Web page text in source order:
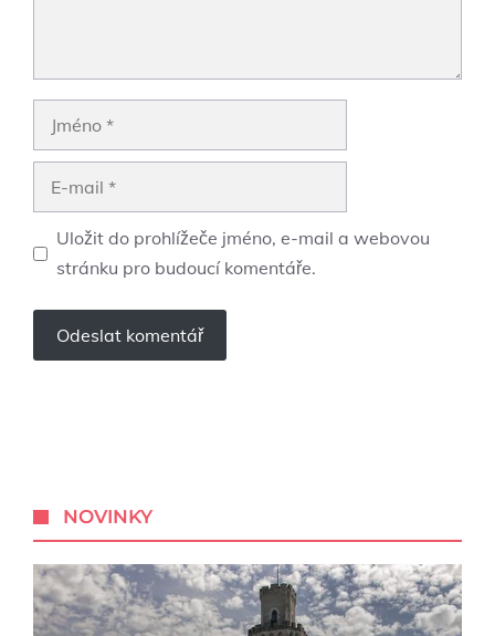
Jméno
Uložit do prohlížeče jméno, e-mail a webovou
stránku pro budoucí komentáře.
NOVINKY